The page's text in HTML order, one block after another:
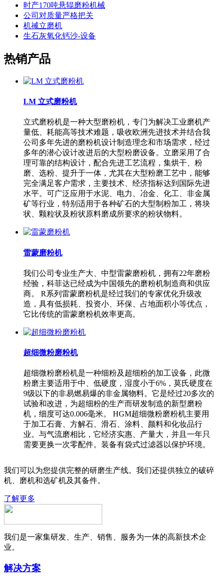
时产170吨悬辊磨粉机械
公司对质量严格把关
机祴立磨机
生石灰氧化钙沙-设备
热销产品
LM 立式磨粉机
立式磨粉机是一种大型磨粉机，专门为解决工业磨机产
量低、耗能高等技术难题，吸收欧洲先进技术并结合我
公司多年先进的磨粉机设计制造理念和市场需求，经过
多年的潜心设计改进后的大型粉磨设备。立磨采用了合
理可靠的结构设计，配合先进工艺流程，集烘干、粉
磨、选粉、提升于一体，尤其在大型粉磨工艺中，能够
完全满足客户需求，主要技术、经济指标达到国际先进
水平。可广泛应用于水泥、电力、冶金、化工、非金属
矿等行业，特别适用于各种矿石的大型制粉加工，将块
状、颗粒状及粉状原料磨成所要求的粉状物料。
雷蒙磨粉机
我们公司专业生产大、中型雷蒙磨粉机，拥有22年磨粉
经验，科菲达已经成为中国领先的磨粉机制造商和供应
商。 R系列雷蒙磨粉机是经过我们的专家优化升级改
造，具有低损耗、投资小、环保、占地面积小等优点，
它比传统的雷蒙磨粉机效率更高。
超细微粉磨粉机
超细微粉磨粉机是一种细粉及超细粉的加工设备，此微
粉磨主要适用于中、低硬度，湿度小于6%，莫氏硬度在
9级以下的非易燃易爆的非金属物料。它是经过20多次的
试验和改进，为超细粉的生产而研发制造的新型磨粉
机，细度可达0.006毫米。 HGM超细微粉磨粉机主要用
于加工石膏、方解石、滑石、涂料、颜料和化妆品行
业。与气流磨相比，它经济实惠、产量大，并且一年只
需要更换一次零配件。装备有袋式过滤器以保护环境。
我们可以为您提供完整的研磨生产线。我们还提供独立的破碎
机、磨机和选矿机及其备件。
了解更多
我们是一家集研发、生产、销售、服务为一体的高新技术企
业。
解决方案